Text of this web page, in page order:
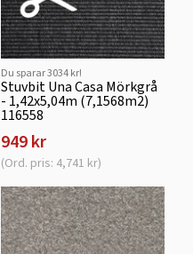
Du sparar 3034 kr!
Stuvbit Una Casa Mörkgrå
- 1,42x5,04m (7,1568m2)
116558
949 kr
(Ord. pris: 4,741 kr)